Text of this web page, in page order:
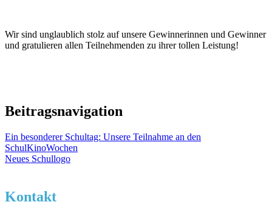
Wir sind unglaublich stolz auf unsere Gewinnerinnen und Gewinner
und gratulieren allen Teilnehmenden zu ihrer tollen Leistung!
Beitragsnavigation
Ein besonderer Schultag: Unsere Teilnahme an den
SchulKinoWochen
Neues Schullogo
Kontakt